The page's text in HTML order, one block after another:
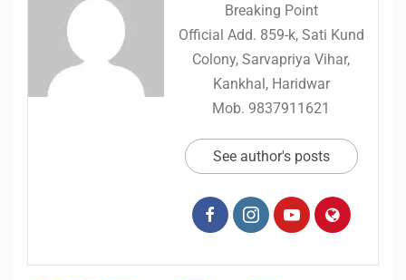
Breaking Point
Official Add. 859-k, Sati Kund
Colony, Sarvapriya Vihar,
Kankhal, Haridwar
Mob. 9837911621
See author's posts